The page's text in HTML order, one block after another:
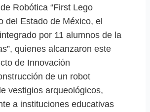
Robótica “First Lego
del Estado de México, el
por 11 alumnos de la
quienes alcanzaron este
de Innovación
de un robot
vestigios arqueológicos,
a instituciones educativas